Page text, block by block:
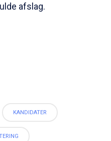
afslag.
KANDIDATER